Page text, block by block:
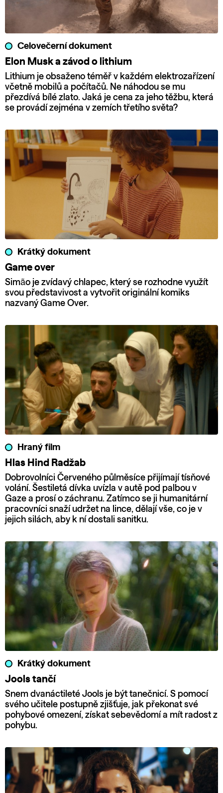
Celovečerní dokument
Elon Musk a závod o lithium
Lithium je obsaženo téměř v každém elektrozařízení
včetně mobilů a počítačů. Ne náhodou se mu
přezdívá bílé zlato. Jaká je cena za jeho těžbu, která
se provádí zejména v zemích třetího světa?
Krátký dokument
Game over
Simão je zvídavý chlapec, který se rozhodne využít
svou představivost a vytvořit originální komiks
nazvaný Game Over.
Hraný film
Hlas Hind Radžab
Dobrovolníci Červeného půlměsíce přijímají tísňové
volání. Šestiletá dívka uvízla v autě pod palbou v
Gaze a prosí o záchranu. Zatímco se ji humanitární
pracovníci snaží udržet na lince, dělají vše, co je v
jejich silách, aby k ní dostali sanitku.
Krátký dokument
Jools tančí
Snem dvanáctileté Jools je být tanečnicí. S pomocí
svého učitele postupně zjišťuje, jak překonat své
pohybové omezení, získat sebevědomí a mít radost z
pohybu.